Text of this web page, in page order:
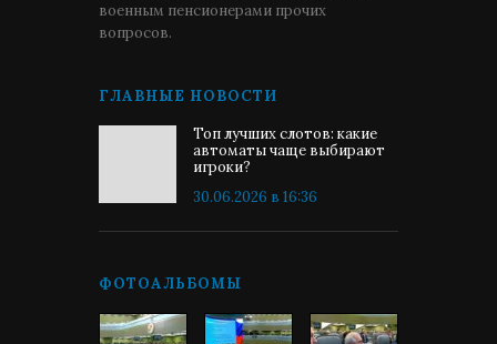
военным пенсионерами прочих
вопросов.
ГЛАВНЫЕ НОВОСТИ
Топ лучших слотов: какие
автоматы чаще выбирают
игроки?
30.06.2026 в 16:36
ФОТОАЛЬБОМЫ